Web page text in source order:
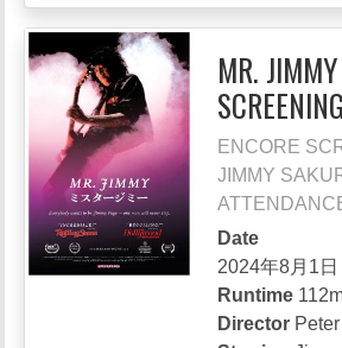
MR.
SCREENING
ENCORE
JIMMY
Date
2024年8月1
Runtime
Director